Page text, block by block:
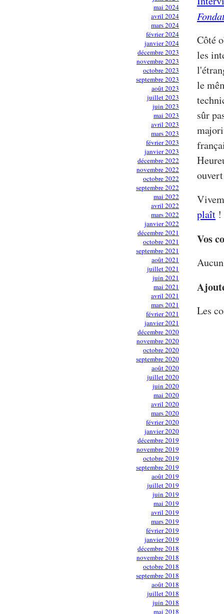
mai 2024
avril 2024
mars 2024
février 2024
janvier 2024
décembre 2023
novembre 2023
octobre 2023
septembre 2023
août 2023
juillet 2023
juin 2023
mai 2023
avril 2023
mars 2023
février 2023
janvier 2023
décembre 2022
novembre 2022
octobre 2022
septembre 2022
mai 2022
avril 2022
mars 2022
janvier 2022
décembre 2021
octobre 2021
septembre 2021
août 2021
juillet 2021
juin 2021
mai 2021
avril 2021
mars 2021
février 2021
janvier 2021
décembre 2020
novembre 2020
octobre 2020
septembre 2020
août 2020
juillet 2020
juin 2020
mai 2020
avril 2020
mars 2020
février 2020
janvier 2020
décembre 2019
novembre 2019
octobre 2019
septembre 2019
août 2019
juillet 2019
juin 2019
mai 2019
avril 2019
mars 2019
février 2019
janvier 2019
décembre 2018
novembre 2018
octobre 2018
septembre 2018
août 2018
juillet 2018
juin 2018
mai 2018
Côté
les
le
sûr
plaît !
Vos
Les